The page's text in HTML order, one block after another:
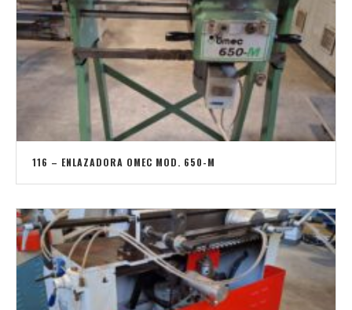
116 – ENLAZADORA OMEC MOD. 650-M